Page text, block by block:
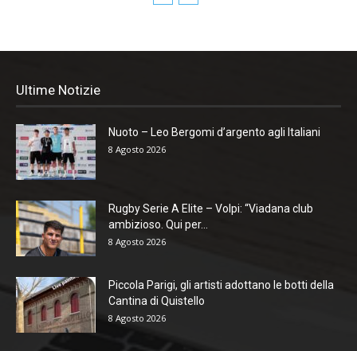
Ultime Notizie
Nuoto – Leo Bergomi d’argento agli Italiani
8 Agosto 2026
Rugby Serie A Elite – Volpi: “Viadana club
ambizioso. Qui per...
8 Agosto 2026
Piccola Parigi, gli artisti adottano le botti della
Cantina di Quistello
8 Agosto 2026